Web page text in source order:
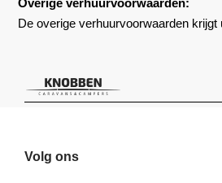
Overige verhuurvoorwaarden:
De overige verhuurvoorwaarden krijgt
Volg ons